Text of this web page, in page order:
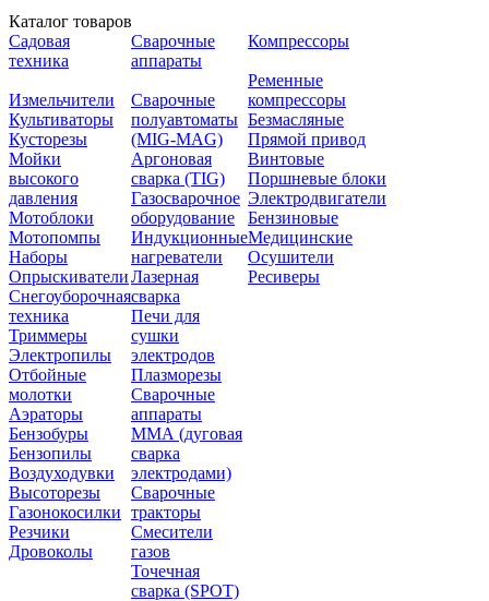
Каталог товаров
Садовая
техника
Измельчители
Культиваторы
Кусторезы
Мойки
высокого
давления
Мотоблоки
Мотопомпы
Наборы
Опрыскиватели
Снегоуборочная
техника
Триммеры
Электропилы
Отбойные
молотки
Аэраторы
Бензобуры
Бензопилы
Воздуходувки
Высоторезы
Газонокосилки
Резчики
Дровоколы
Сварочные
аппараты
Сварочные
полуавтоматы
(MIG-MAG)
Аргоновая
сварка (TIG)
Газосварочное
оборудование
Индукционные
нагреватели
Лазерная
сварка
Печи для
сушки
электродов
Плазморезы
Сварочные
аппараты
ММА (дуговая
сварка
электродами)
Сварочные
тракторы
Смесители
газов
Точечная
сварка (SPOT)
Компрессоры
Ременные
компрессоры
Безмасляные
Прямой привод
Винтовые
Поршневые блоки
Электродвигатели
Бензиновые
Медицинские
Осушители
Ресиверы